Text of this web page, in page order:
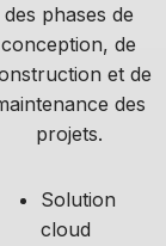
des phases de
conception, de
et de
des
projets.
Solution
cloud